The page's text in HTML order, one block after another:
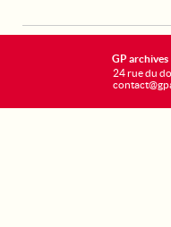
GP archives
24 rue du